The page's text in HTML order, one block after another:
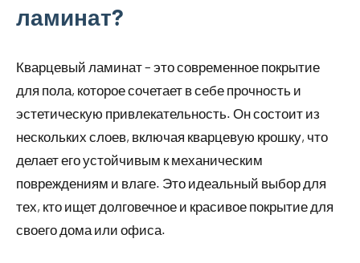
ламинат?
Кварцевый ламинат – это современное покрытие
для пола, которое сочетает в себе прочность и
эстетическую привлекательность. Он состоит из
нескольких слоев, включая кварцевую крошку, что
делает его устойчивым к механическим
повреждениям и влаге. Это идеальный выбор для
тех, кто ищет долговечное и красивое покрытие для
своего дома или офиса.